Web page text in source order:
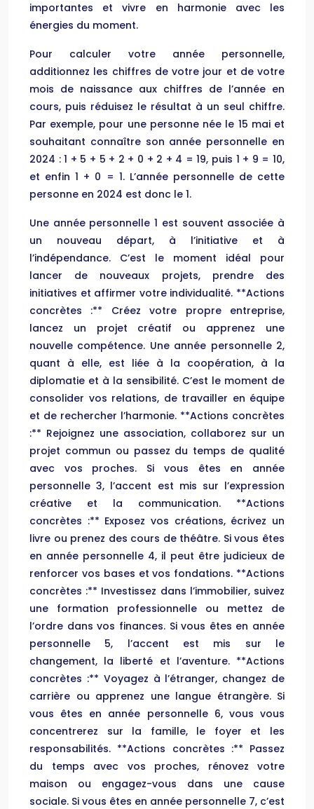
importantes et vivre en harmonie avec les
énergies du moment.
Pour calculer votre année personnelle,
additionnez les chiffres de votre jour et de votre
mois de naissance aux chiffres de l’année en
cours, puis réduisez le résultat à un seul chiffre.
Par exemple, pour une personne née le 15 mai et
souhaitant connaître son année personnelle en
2024 : 1 + 5 + 5 + 2 + 0 + 2 + 4 = 19, puis 1 + 9 = 10,
et enfin 1 + 0 = 1. L’année personnelle de cette
personne en 2024 est donc le 1.
Une année personnelle 1 est souvent associée à
un nouveau départ, à l’initiative et à
l’indépendance. C’est le moment idéal pour
lancer de nouveaux projets, prendre des
initiatives et affirmer votre individualité. **Actions
concrètes :** Créez votre propre entreprise,
lancez un projet créatif ou apprenez une
nouvelle compétence. Une année personnelle 2,
quant à elle, est liée à la coopération, à la
diplomatie et à la sensibilité. C’est le moment de
consolider vos relations, de travailler en équipe
et de rechercher l’harmonie. **Actions concrètes
:** Rejoignez une association, collaborez sur un
projet commun ou passez du temps de qualité
avec vos proches. Si vous êtes en année
personnelle 3, l’accent est mis sur l’expression
créative et la communication. **Actions
concrètes :** Exposez vos créations, écrivez un
livre ou prenez des cours de théâtre. Si vous êtes
en année personnelle 4, il peut être judicieux de
renforcer vos bases et vos fondations. **Actions
concrètes :** Investissez dans l’immobilier, suivez
une formation professionnelle ou mettez de
l’ordre dans vos finances. Si vous êtes en année
personnelle 5, l’accent est mis sur le
changement, la liberté et l’aventure. **Actions
concrètes :** Voyagez à l’étranger, changez de
carrière ou apprenez une langue étrangère. Si
vous êtes en année personnelle 6, vous vous
concentrerez sur la famille, le foyer et les
responsabilités. **Actions concrètes :** Passez
du temps avec vos proches, rénovez votre
maison ou engagez-vous dans une cause
sociale. Si vous êtes en année personnelle 7, c’est